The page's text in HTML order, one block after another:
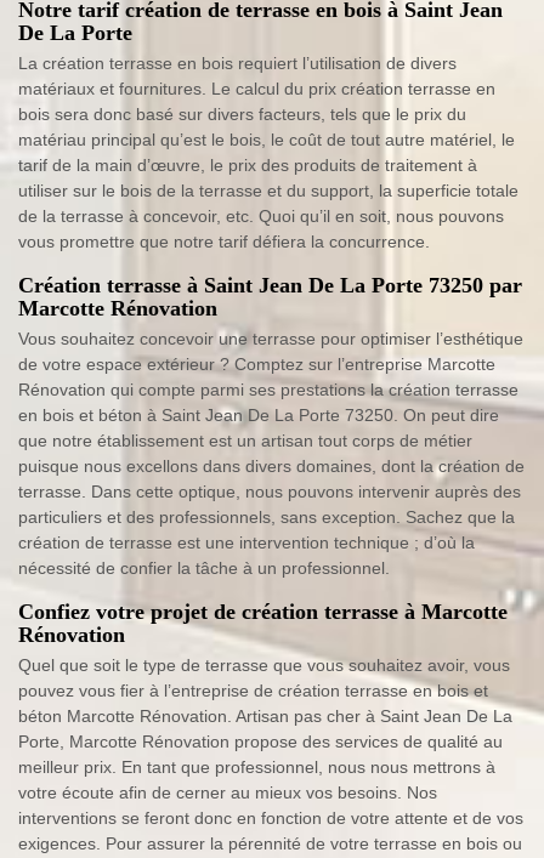
Notre tarif création de terrasse en bois à Saint Jean
De La Porte
La création terrasse en bois requiert l’utilisation de divers
matériaux et fournitures. Le calcul du prix création terrasse en
bois sera donc basé sur divers facteurs, tels que le prix du
matériau principal qu’est le bois, le coût de tout autre matériel, le
tarif de la main d’œuvre, le prix des produits de traitement à
utiliser sur le bois de la terrasse et du support, la superficie totale
de la terrasse à concevoir, etc. Quoi qu’il en soit, nous pouvons
vous promettre que notre tarif défiera la concurrence.
Création terrasse à Saint Jean De La Porte 73250 par
Marcotte Rénovation
Vous souhaitez concevoir une terrasse pour optimiser l’esthétique
de votre espace extérieur ? Comptez sur l’entreprise Marcotte
Rénovation qui compte parmi ses prestations la création terrasse
en bois et béton à Saint Jean De La Porte 73250. On peut dire
que notre établissement est un artisan tout corps de métier
puisque nous excellons dans divers domaines, dont la création de
terrasse. Dans cette optique, nous pouvons intervenir auprès des
particuliers et des professionnels, sans exception. Sachez que la
création de terrasse est une intervention technique ; d’où la
nécessité de confier la tâche à un professionnel.
Confiez votre projet de création terrasse à Marcotte
Rénovation
Quel que soit le type de terrasse que vous souhaitez avoir, vous
pouvez vous fier à l’entreprise de création terrasse en bois et
béton Marcotte Rénovation. Artisan pas cher à Saint Jean De La
Porte, Marcotte Rénovation propose des services de qualité au
meilleur prix. En tant que professionnel, nous nous mettrons à
votre écoute afin de cerner au mieux vos besoins. Nos
interventions se feront donc en fonction de votre attente et de vos
exigences. Pour assurer la pérennité de votre terrasse en bois ou